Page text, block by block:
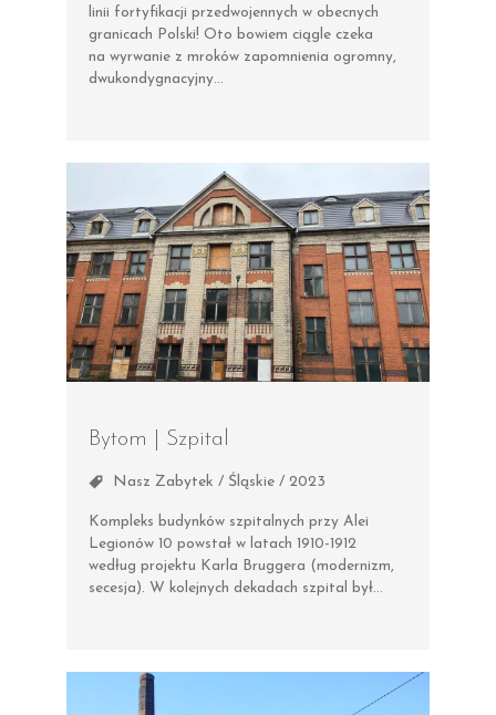
linii fortyfikacji przedwojennych w obecnych
granicach Polski! Oto bowiem ciągle czeka
na wyrwanie z mroków zapomnienia ogromny,
dwukondygnacyjny…
Bytom | Szpital
Nasz Zabytek / Śląskie / 2023
Kompleks budynków szpitalnych przy Alei
Legionów 10 powstał w latach 1910-1912
według projektu Karla Bruggera (modernizm,
secesja). W kolejnych dekadach szpital był…